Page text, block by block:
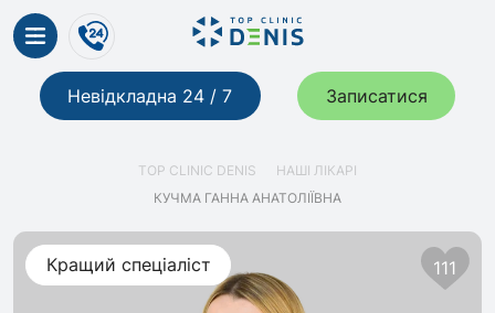
Невідкладна 24 / 7 Записатися
TOP CLINIC DENIS
НАШІ ЛІКАРІ
КУЧМА ГАННА АНАТОЛІЇВНА
Кращий спеціаліст 111